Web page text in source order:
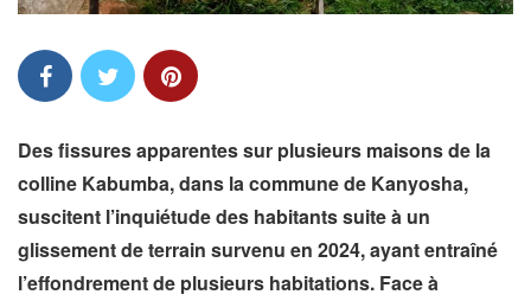
Des fissures apparentes sur plusieurs maisons de la
colline Kabumba, dans la commune de Kanyosha,
suscitent l’inquiétude des habitants suite à un
glissement de terrain survenu en 2024, ayant entraîné
l’effondrement de plusieurs habitations. Face à